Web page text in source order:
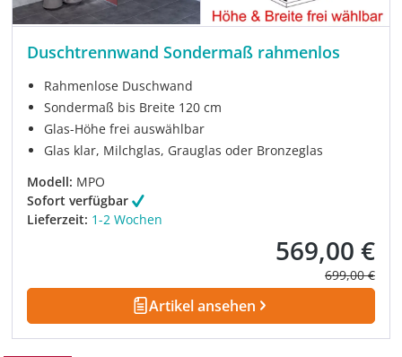
Duschtrennwand Sondermaß rahmenlos
Rahmenlose Duschwand
Sondermaß bis Breite 120 cm
Glas-Höhe frei auswählbar
Glas klar, Milchglas, Grauglas oder Bronzeglas
Modell: MPO
Sofort verfügbar
Lieferzeit: 1-2 Wochen
Verkaufspreis:
569,00 €
Regulärer
699,00 €
Artikel ansehen